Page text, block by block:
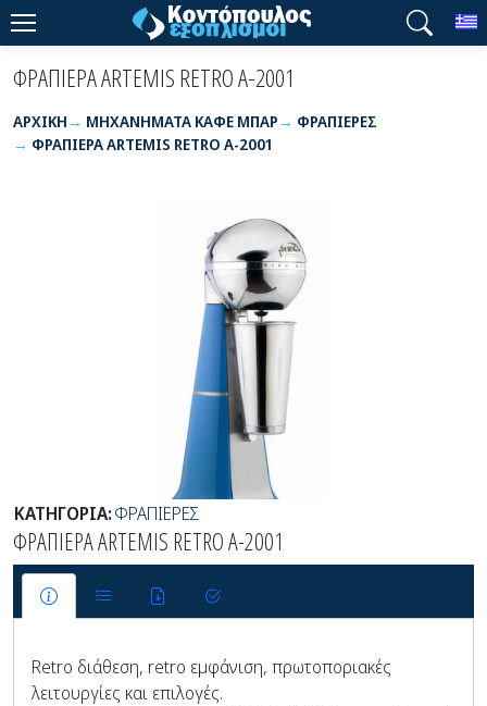
ΦΡΑΠΙΕΡΑ ARTEMIS RETRO A-2001
ΑΡΧΙΚΉ ΜΗΧΑΝΗΜΑΤΑ ΚΑΦΕ ΜΠΑΡ
ΦΡΑΠΙΕΡΕΣ
ΦΡΑΠΙΕΡΑ ARTEMIS RETRO A-2001
ΚΑΤΗΓΟΡΙΑ:ΦΡΑΠΙΕΡΕΣ
ΦΡΑΠΙΕΡΑ ARTEMIS RETRO A-2001
Retro διάθεση, retro εμφάνιση, πρωτοποριακές
λειτουργίες και επιλογές.